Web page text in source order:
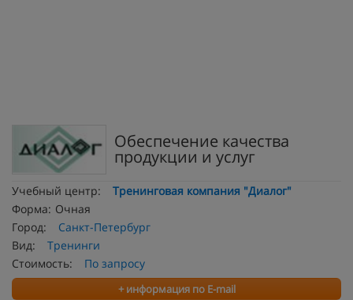
Обеспечение качества
продукции и услуг
Учебный центр:
Тренинговая компания "Диалог"
Форма: Очная
Город:
Санкт-Петербург
Вид:
Тренинги
Стоимость:
По запросу
+ информация по E-mail